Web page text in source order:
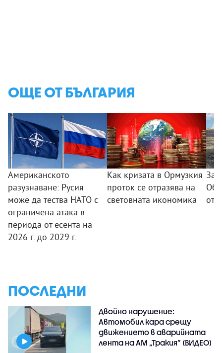
ОЩЕ ОТ БЪЛГАРИЯ
Американското
разузнаване: Русия
може да тества НАТО с
ограничена атака в
периода от есента на
2026 г. до 2029 г.
Как кризата в Ормузкия
проток се отразява на
световната икономика
от
ПОСЛЕДНИ
Двойно нарушение:
Автомобил кара срещу
движението в аварийната
лента на АМ „Тракия” (ВИДЕО)